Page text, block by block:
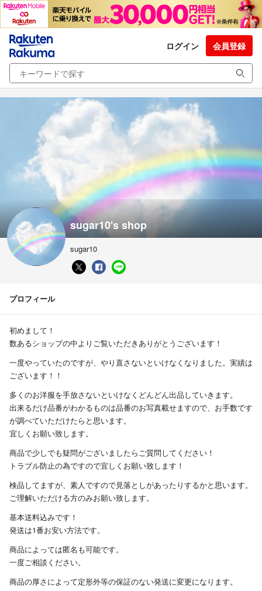
ログイン 会員登録
sugar10's shop
sugar10
プロフィール
初めまして！
数あるショップの中よりご覧いただきありがとうございます！
一度やっていたのですが、やり直さないといけなくなりました。実績は
ございます！！
多くのお洋服を手放さないといけなくどんどん出品していきます。
出来るだけ品番がわかるものは品番のお写真載せますので、お手数です
が調べていただけたらと思います。
宜しくお願い致します。
商品で少しでも疑問がございましたらご質問してください！
トラブル防止の為ですので宜しくお願い致します！
検品してますが、素人ですので見落としがあったりするかと思います。
ご理解いただける方のみお願い致します。
基本送料込みです！
発送は1番お安い方法です。
商品によっては匿名も可能です。
一度ご相談ください。
商品の厚さによって定形外等の保証のない発送に変更になります。